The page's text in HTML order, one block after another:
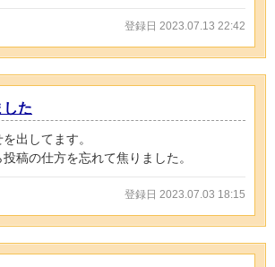
登録日 2023.07.13 22:42
した
出してます。
稿の仕方を忘れて焦りました。
登録日 2023.07.03 18:15